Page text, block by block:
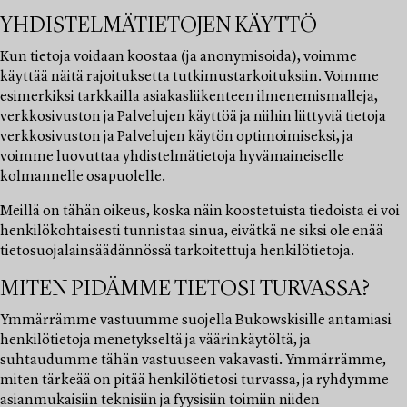
YHDISTELMÄTIETOJEN KÄYTTÖ
Kun tietoja voidaan koostaa (ja anonymisoida), voimme
käyttää näitä rajoituksetta tutkimustarkoituksiin. Voimme
esimerkiksi tarkkailla asiakasliikenteen ilmenemismalleja,
verkkosivuston ja Palvelujen käyttöä ja niihin liittyviä tietoja
verkkosivuston ja Palvelujen käytön optimoimiseksi, ja
voimme luovuttaa yhdistelmätietoja hyvämaineiselle
kolmannelle osapuolelle.
Meillä on tähän oikeus, koska näin koostetuista tiedoista ei voi
henkilökohtaisesti tunnistaa sinua, eivätkä ne siksi ole enää
tietosuojalainsäädännössä tarkoitettuja henkilötietoja.
MITEN PIDÄMME TIETOSI TURVASSA?
Ymmärrämme vastuumme suojella Bukowskisille antamiasi
henkilötietoja menetykseltä ja väärinkäytöltä, ja
suhtaudumme tähän vastuuseen vakavasti. Ymmärrämme,
miten tärkeää on pitää henkilötietosi turvassa, ja ryhdymme
asianmukaisiin teknisiin ja fyysisiin toimiin niiden